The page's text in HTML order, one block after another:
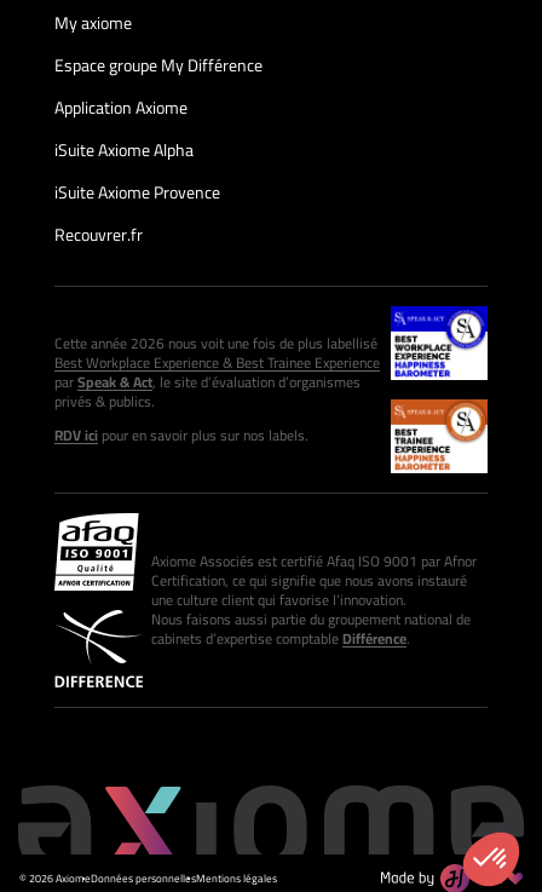
My axiome
Espace groupe My Différence
Application Axiome
iSuite Axiome Alpha
iSuite Axiome Provence
Recouvrer.fr
Cette année 2026 nous voit une fois de plus labellisé
Best Workplace Experience & Best Trainee Experience
parSpeak & Act, le site d’évaluation d’organismes
privés & publics.
RDV icipour en savoir plus sur nos labels.
Axiome Associés est certifié Afaq ISO 9001 par Afnor
Certification, ce qui signifie que nous avons instauré
une culture client qui favorise l’innovation.
Nous faisons aussi partie du groupement national de
cabinets d’expertise comptableDifférence.
© 2026 AxiomeDonnées personnellesMentions légales